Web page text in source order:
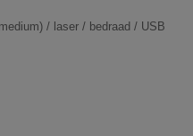
/ laser / bedraad / USB